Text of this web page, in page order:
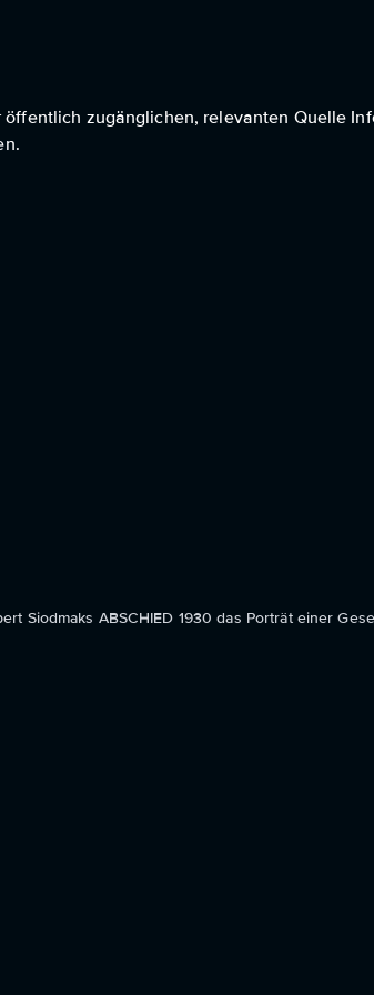
zugänglichen, relevanten Quelle
Siodmaks ABSCHIED 1930 das Porträt einer